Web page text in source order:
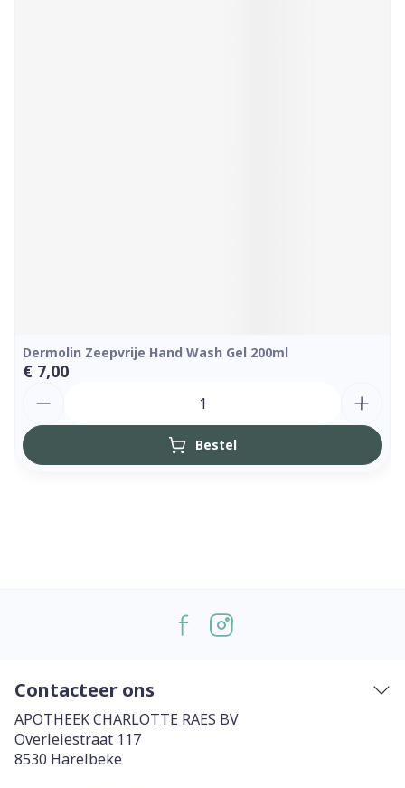
Dermolin Zeepvrije Hand Wash Gel 200ml
€ 7,00
Bestel
Contacteer ons
APOTHEEK CHARLOTTE RAES BV
Overleiestraat 117
8530 Harelbeke